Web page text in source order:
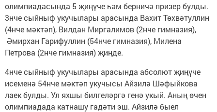
олимпиадасында 5 җиңүче һәм берничә призер булды.
3нче сыйныф укучылары арасында Вахит Төхвәтуллин
(4нче мәктәп), Вилдан Миргалимов (2нче гимназия),
Әмирхан Гарифуллин (54нче гимназия), Милена
Петрова (2нче гимназия) җиңде.
4нче сыйныф укучылары арасында абсолют җиңүче
исеменә 54нче мәктәп укучысы Айзилә Шәфыйкова
лаек булды. Ул яхшы билгеләргә генә укый. Аның өчен
олимпиадада катнашу гадәти эш. Айзилә быел